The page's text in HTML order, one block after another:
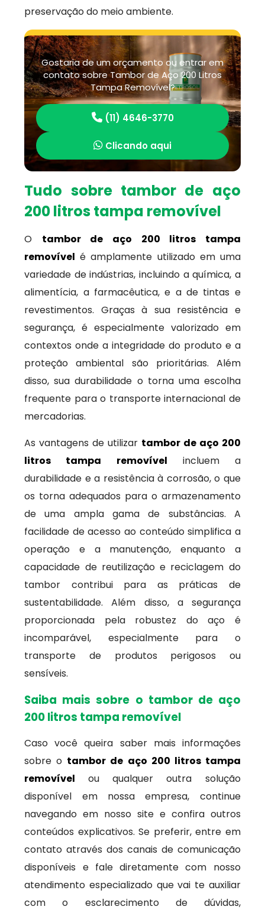
preservação do meio ambiente.
Gostaria de um orçamento ou entrar em
contato sobre Tambor de Aço 200 Litros
Tampa Removível?
(11) 4646-3770
Clicando aqui
Tudo sobre tambor de aço
200 litros tampa removível
O tambor de aço 200 litros tampa
removível é amplamente utilizado em uma
variedade de indústrias, incluindo a química, a
alimentícia, a farmacêutica, e a de tintas e
revestimentos. Graças à sua resistência e
segurança, é especialmente valorizado em
contextos onde a integridade do produto e a
proteção ambiental são prioritárias. Além
disso, sua durabilidade o torna uma escolha
frequente para o transporte internacional de
mercadorias.
As vantagens de utilizar tambor de aço 200
litros tampa removível incluem a
durabilidade e a resistência à corrosão, o que
os torna adequados para o armazenamento
de uma ampla gama de substâncias. A
facilidade de acesso ao conteúdo simplifica a
operação e a manutenção, enquanto a
capacidade de reutilização e reciclagem do
tambor contribui para as práticas de
sustentabilidade. Além disso, a segurança
proporcionada pela robustez do aço é
incomparável, especialmente para o
transporte de produtos perigosos ou
sensíveis.
Saiba mais sobre o tambor de aço
200 litros tampa removível
Caso você queira saber mais informações
sobre o tambor de aço 200 litros tampa
removível ou qualquer outra solução
disponível em nossa empresa, continue
navegando em nosso site e confira outros
conteúdos explicativos. Se preferir, entre em
contato através dos canais de comunicação
disponíveis e fale diretamente com nosso
atendimento especializado que vai te auxiliar
com o esclarecimento de dúvidas,